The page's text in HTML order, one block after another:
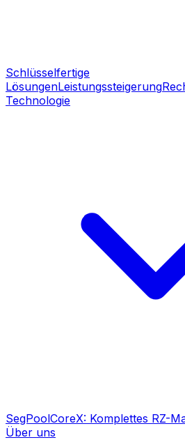
Schlüsselfertige
LösungenLeistungssteigerung
Technologie
SegPoolCoreX: Komplettes RZ-
Über uns